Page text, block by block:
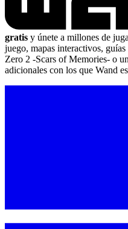
gratis y únete a millones de
juego, mapas interactivos,
Zero 2 -Scars of Memories- o
adicionales con los que Wand